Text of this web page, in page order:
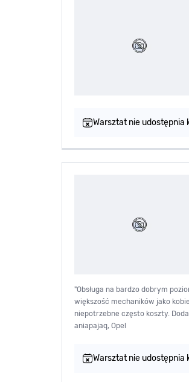
Warsztat nie udostępnia
"Obsługa na bardzo dobrym
większość mechaników jako
niepotrzebne często koszty.
aniapajaq, Opel
Warsztat nie udostępnia